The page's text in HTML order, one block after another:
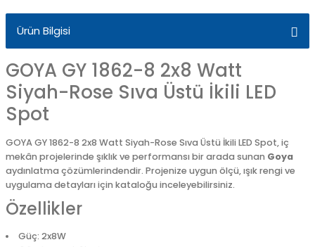
Ürün Bilgisi
GOYA GY 1862-8 2x8 Watt
Siyah-Rose Sıva Üstü İkili LED
Spot
GOYA GY 1862-8 2x8 Watt Siyah-Rose Sıva Üstü İkili LED Spot, iç
mekân projelerinde şıklık ve performansı bir arada sunan Goya
aydınlatma çözümlerindendir. Projenize uygun ölçü, ışık rengi ve
uygulama detayları için kataloğu inceleyebilirsiniz.
Özellikler
Güç: 2x8W